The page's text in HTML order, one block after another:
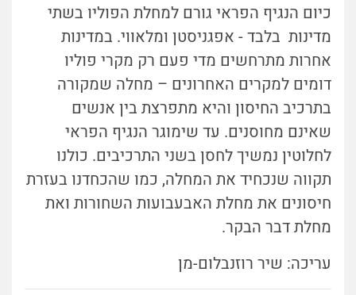
כיום הנגיף הפראי גורם למחלת הפוליו בשתי
מדינות בלבד - אפגניסטן ומלאווי. במדינות
אחרות מתרחשים מדי פעם רק מקרי פוליו
דומים למקרים האחרונים – מחלה שמקורה
בתרכיב החיסון והיא מתפרצת בין אנשים
שאינם מחוסנים. עד שימוגר הנגיף הפראי
לחלוטין נמשיך לחסן בשני התרכיבים. כולנו
תקווה שנכחיד את המחלה, כמו שהכחדנו בעזרת
חיסונים את מחלת האבעבועות השחורות ואת
מחלת דבר הבקר.
עריכה: שיר רוזנבלום-מן